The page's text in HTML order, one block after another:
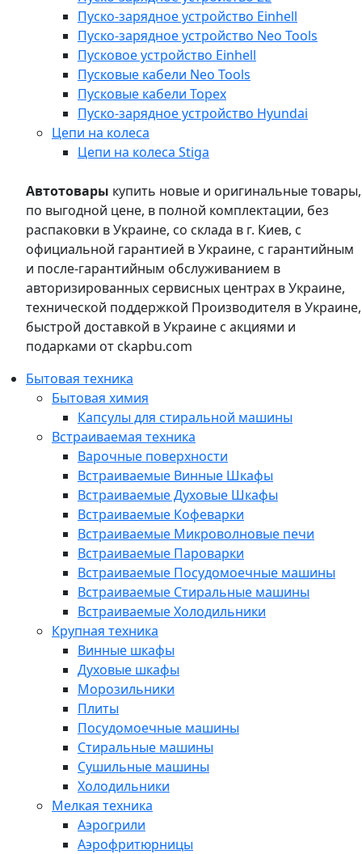
Пуско-зарядное устройство Einhell
Пуско-зарядное устройство Neo Tools
Пусковое устройство Einhell
Пусковые кабели Neo Tools
Пусковые кабели Topex
Пуско-зарядное устройство Hyundai
Цепи на колеса
Цепи на колеса Stiga
Автотовары купить новые и оригинальные товары,
по выгодной цене, в полной комплектации, без
распаковки в Украине, со склада в г. Киев, с
официальной гарантией в Украине, с гарантийным
и после-гарантийным обслуживанием в
авторизированных сервисных центрах в Украине,
технической поддержкой Производителя в Украине,
быстрой доставкой в Украине с акциями и
подарками от ckapbu.com
Бытовая техника
Бытовая химия
Капсулы для стиральной машины
Встраиваемая техника
Варочные поверхности
Встраиваемые Винные Шкафы
Встраиваемые Духовые Шкафы
Встраиваемые Кофеварки
Встраиваемые Микроволновые печи
Встраиваемые Пароварки
Встраиваемые Посудомоечные машины
Встраиваемые Стиральные машины
Встраиваемые Холодильники
Крупная техника
Винные шкафы
Духовые шкафы
Морозильники
Плиты
Посудомоечные машины
Стиральные машины
Сушильные машины
Холодильники
Мелкая техника
Аэрогрили
Аэрофритюрницы